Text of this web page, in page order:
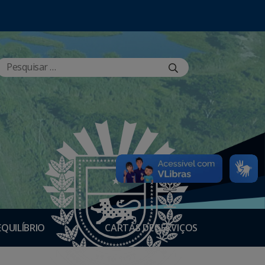
CARTAS DE SERVIÇOS